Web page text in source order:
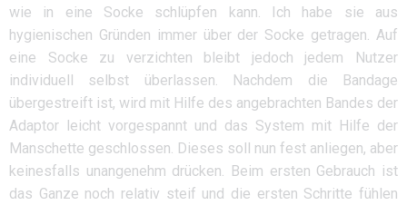
wie in eine Socke schlüpfen kann. Ich habe sie aus
hygienischen Gründen immer über der Socke getragen. Auf
eine Socke zu verzichten bleibt jedoch jedem Nutzer
individuell selbst überlassen. Nachdem die Bandage
übergestreift ist, wird mit Hilfe des angebrachten Bandes der
Adaptor leicht vorgespannt und das System mit Hilfe der
Manschette geschlossen. Dieses soll nun fest anliegen, aber
keinesfalls unangenehm drücken. Beim ersten Gebrauch ist
das Ganze noch relativ steif und die ersten Schritte fühlen